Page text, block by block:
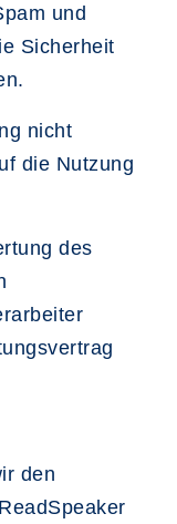
und
Sicherheit
nicht
die Nutzung
des
den